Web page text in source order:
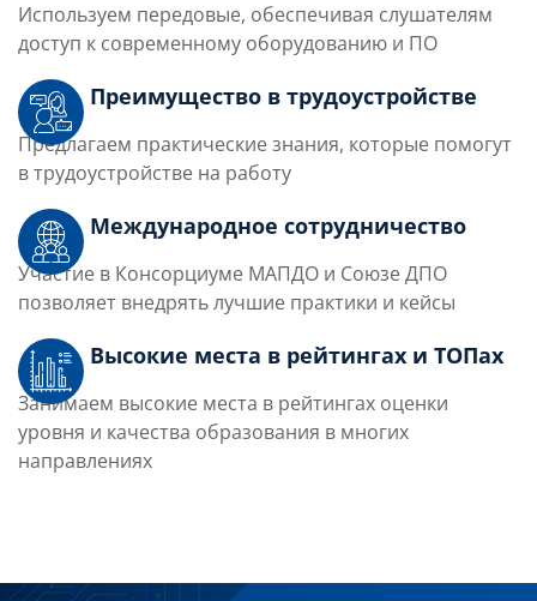
Используем передовые, обеспечивая слушателям
доступ к современному оборудованию и ПО
Преимущество в трудоустройстве
Предлагаем практические знания, которые помогут
в трудоустройстве на работу
Международное сотрудничество
Участие в Консорциуме МАПДО и Союзе ДПО
позволяет внедрять лучшие практики и кейсы
Высокие места в рейтингах и ТОПах
Занимаем высокие места в рейтингах оценки
уровня и качества образования в многих
направлениях